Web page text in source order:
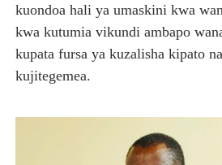
kuondoa hali ya umaskini kwa
kwa kutumia vikundi ambapo
kupata fursa ya kuzalisha kipato
kujitegemea.